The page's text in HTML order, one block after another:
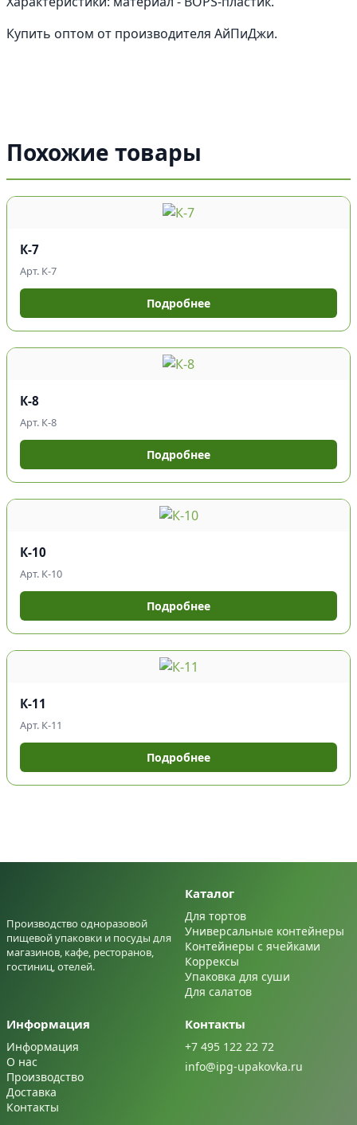
Купить оптом от производителя АйПиДжи.
Похожие товары
К-7
Арт. К-7
Подробнее
К-8
Арт. К-8
Подробнее
К-10
Арт. К-10
Подробнее
К-11
Арт. К-11
Подробнее
Производство одноразовой
пищевой упаковки и посуды для
магазинов, кафе, ресторанов,
гостиниц, отелей.
Каталог
Для тортов
Универсальные контейнеры
Контейнеры с ячейками
Коррексы
Упаковка для суши
Для салатов
Информация
Информация
О нас
Производство
Доставка
Контакты
Контакты
+7 495 122 22 72
info@ipg-upakovka.ru